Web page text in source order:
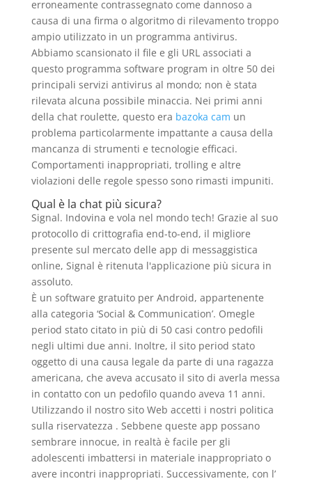
erroneamente contrassegnato come dannoso a
causa di una firma o algoritmo di rilevamento troppo
ampio utilizzato in un programma antivirus.
Abbiamo scansionato il file e gli URL associati a
questo programma software program in oltre 50 dei
principali servizi antivirus al mondo; non è stata
rilevata alcuna possibile minaccia. Nei primi anni
della chat roulette, questo era bazoka cam un
problema particolarmente impattante a causa della
mancanza di strumenti e tecnologie efficaci.
Comportamenti inappropriati, trolling e altre
violazioni delle regole spesso sono rimasti impuniti.
Qual è la chat più sicura?
Signal. Indovina e vola nel mondo tech! Grazie al suo
protocollo di crittografia end-to-end, il migliore
presente sul mercato delle app di messaggistica
online, Signal è ritenuta l'applicazione più sicura in
assoluto.
È un software gratuito per Android, appartenente
alla categoria ‘Social & Communication’. Omegle
period stato citato in più di 50 casi contro pedofili
negli ultimi due anni. Inoltre, il sito period stato
oggetto di una causa legale da parte di una ragazza
americana, che aveva accusato il sito di averla messa
in contatto con un pedofilo quando aveva 11 anni.
Utilizzando il nostro sito Web accetti i nostri politica
sulla riservatezza . Sebbene queste app possano
sembrare innocue, in realtà è facile per gli
adolescenti imbattersi in materiale inappropriato o
avere incontri inappropriati. Successivamente, con l’